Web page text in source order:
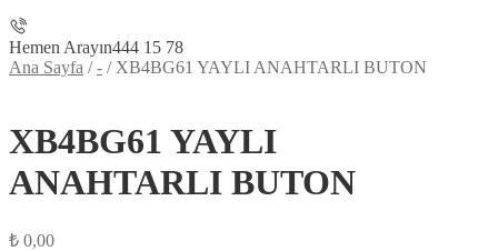
Hemen Arayın444 15 78
Ana Sayfa /- / XB4BG61 YAYLI ANAHTARLI BUTON
XB4BG61 YAYLI
ANAHTARLI BUTON
₺ 0,00